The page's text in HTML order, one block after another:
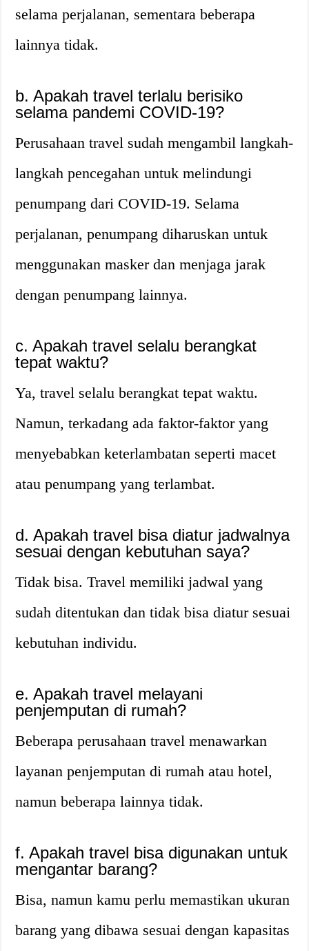
selama perjalanan, sementara beberapa
lainnya tidak.
b. Apakah travel terlalu berisiko
selama pandemi COVID-19?
Perusahaan travel sudah mengambil langkah-
langkah pencegahan untuk melindungi
penumpang dari COVID-19. Selama
perjalanan, penumpang diharuskan untuk
menggunakan masker dan menjaga jarak
dengan penumpang lainnya.
c. Apakah travel selalu berangkat
tepat waktu?
Ya, travel selalu berangkat tepat waktu.
Namun, terkadang ada faktor-faktor yang
menyebabkan keterlambatan seperti macet
atau penumpang yang terlambat.
d. Apakah travel bisa diatur jadwalnya
sesuai dengan kebutuhan saya?
Tidak bisa. Travel memiliki jadwal yang
sudah ditentukan dan tidak bisa diatur sesuai
kebutuhan individu.
e. Apakah travel melayani
penjemputan di rumah?
Beberapa perusahaan travel menawarkan
layanan penjemputan di rumah atau hotel,
namun beberapa lainnya tidak.
f. Apakah travel bisa digunakan untuk
mengantar barang?
Bisa, namun kamu perlu memastikan ukuran
barang yang dibawa sesuai dengan kapasitas